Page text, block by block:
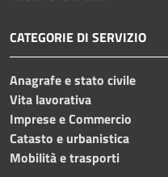
CATEGORIE DI SERVIZIO
Anagrafe e stato civile
Vita lavorativa
Imprese e Commercio
Catasto e urbanistica
Mobilità e trasporti